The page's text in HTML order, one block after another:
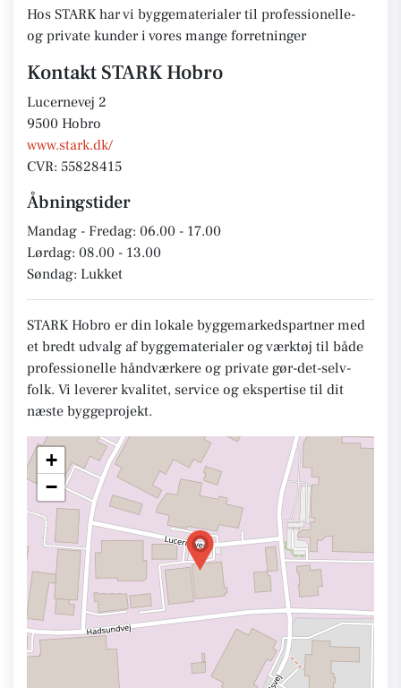
Hos STARK har vi byggematerialer til professionelle-
og private kunder i vores mange forretninger
Kontakt STARK Hobro
Lucernevej 2
9500 Hobro
www.stark.dk/
CVR: 55828415
Åbningstider
Mandag - Fredag: 06.00 - 17.00
Lørdag: 08.00 - 13.00
Søndag: Lukket
STARK Hobro er din lokale byggemarkedspartner med
et bredt udvalg af byggematerialer og værktøj til både
professionelle håndværkere og private gør-det-selv-
folk. Vi leverer kvalitet, service og ekspertise til dit
næste byggeprojekt.
+
−